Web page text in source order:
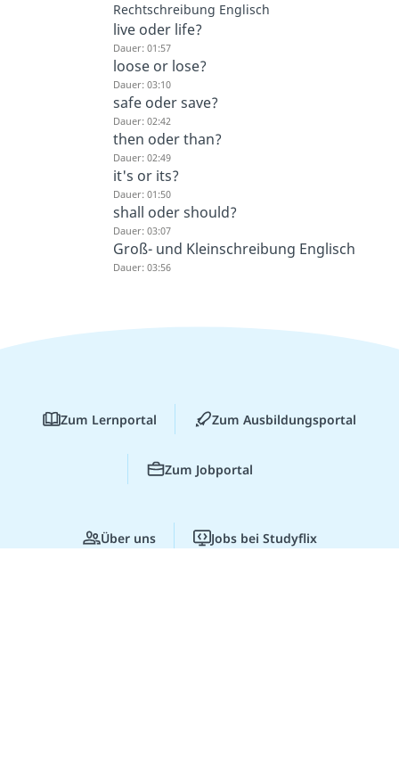
Rechtschreibung Englisch
live oder life?
Dauer: 01:57
loose or lose?
Dauer: 03:10
safe oder save?
Dauer: 02:42
then oder than?
Dauer: 02:49
it's or its?
Dauer: 01:50
shall oder should?
Dauer: 03:07
Groß- und Kleinschreibung Englisch
Dauer: 03:56
Zum Lernportal Zum Ausbildungsportal
Zum Jobportal
Über uns Jobs bei Studyflix